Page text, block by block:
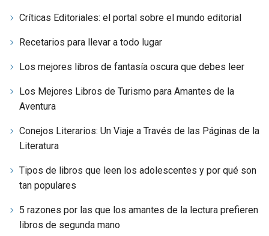
Críticas Editoriales: el portal sobre el mundo editorial
Recetarios para llevar a todo lugar
Los mejores libros de fantasía oscura que debes leer
Los Mejores Libros de Turismo para Amantes de la
Aventura
Conejos Literarios: Un Viaje a Través de las Páginas de la
Literatura
Tipos de libros que leen los adolescentes y por qué son
tan populares
5 razones por las que los amantes de la lectura prefieren
libros de segunda mano